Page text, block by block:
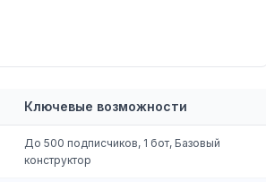
Ключевые возможности
До 500 подписчиков, 1 бот, Базовый
конструктор